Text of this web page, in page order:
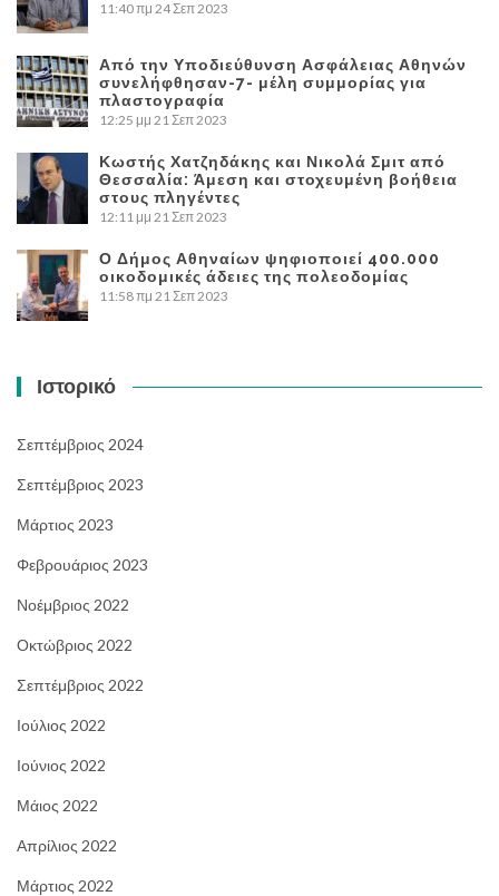
11:40 πμ 24 Σεπ 2023
Από την Υποδιεύθυνση Ασφάλειας Αθηνών
συνελήφθησαν-7- μέλη συμμορίας για
πλαστογραφία
12:25 μμ 21 Σεπ 2023
Κωστής Χατζηδάκης και Νικολά Σμιτ από
Θεσσαλία: Άμεση και στοχευμένη βοήθεια
στους πληγέντες
12:11 μμ 21 Σεπ 2023
Ο Δήμος Αθηναίων ψηφιοποιεί 400.000
οικοδομικές άδειες της πολεοδομίας
11:58 πμ 21 Σεπ 2023
Ιστορικό
Σεπτέμβριος 2024
Σεπτέμβριος 2023
Μάρτιος 2023
Φεβρουάριος 2023
Νοέμβριος 2022
Οκτώβριος 2022
Σεπτέμβριος 2022
Ιούλιος 2022
Ιούνιος 2022
Μάιος 2022
Απρίλιος 2022
Μάρτιος 2022